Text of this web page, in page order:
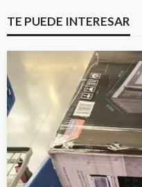
TE PUEDE INTERESAR